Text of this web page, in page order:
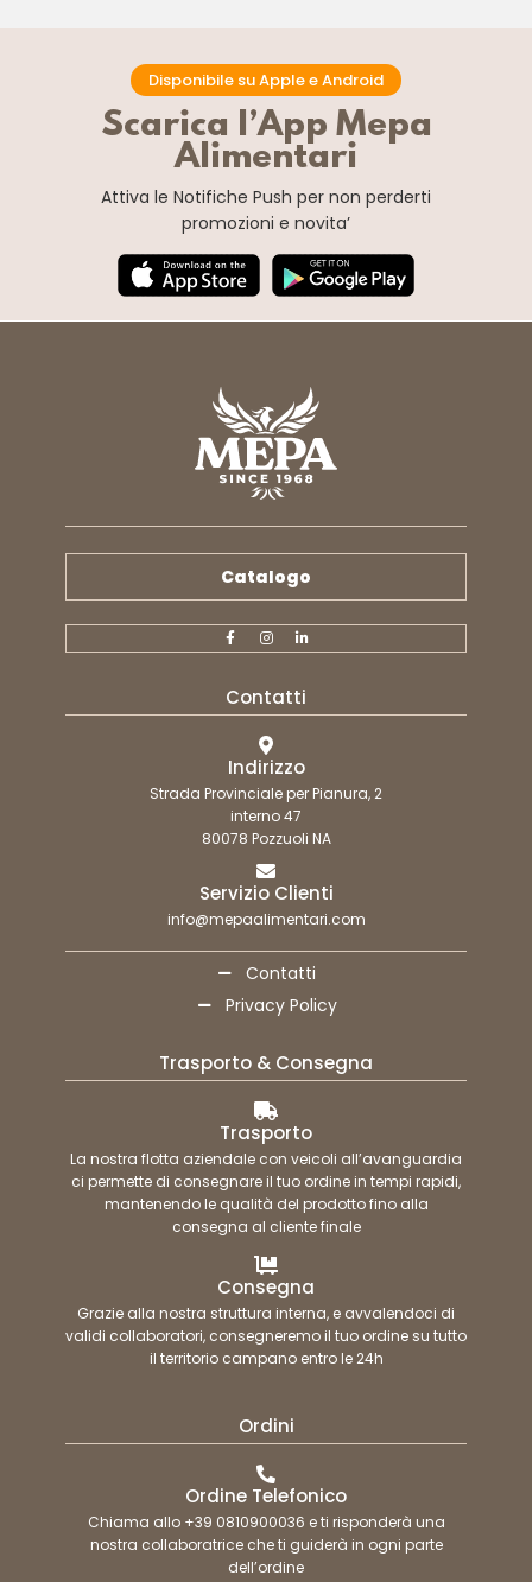
Disponibile su Apple e Android
Scarica l’App Mepa
Alimentari
Attiva le Notifiche Push per non perderti
promozioni e novita’
Catalogo
Contatti
Indirizzo
Strada Provinciale per Pianura, 2
interno 47
80078 Pozzuoli NA
Servizio Clienti
info@mepaalimentari.com
Contatti
Privacy Policy
Trasporto & Consegna
Trasporto
La nostra flotta aziendale con veicoli all’avanguardia
ci permette di consegnare il tuo ordine in tempi rapidi,
mantenendo le qualità del prodotto fino alla
consegna al cliente finale
Consegna
Grazie alla nostra struttura interna, e avvalendoci di
validi collaboratori, consegneremo il tuo ordine su tutto
il territorio campano entro le 24h
Ordini
Ordine Telefonico
Chiama allo +39 0810900036 e ti risponderà una
nostra collaboratrice che ti guiderà in ogni parte
dell’ordine